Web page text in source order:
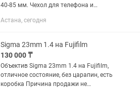
40-85 мм. Чехол для телефона и
Астана, сегодня
Sigma 23mm 1.4 на Fujifilm
130 000 ₸
Объектив Sigma 23mm 1.4 на Fujifilm,
отличное состояние, без царапин, есть
коробка Причина продажи не